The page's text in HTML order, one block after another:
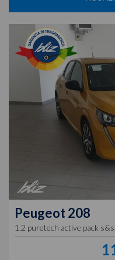
Peugeot 208
1.2 puretech active pack